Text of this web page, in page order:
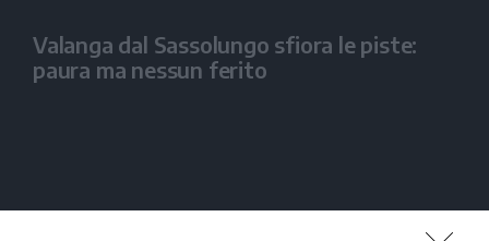
Valanga dal Sassolungo sfiora le piste:
paura ma nessun ferito